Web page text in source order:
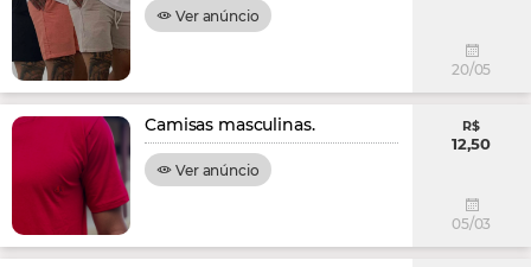
Ver anúncio
20/05
Camisas masculinas.
Ver anúncio
R$
12,50
05/03